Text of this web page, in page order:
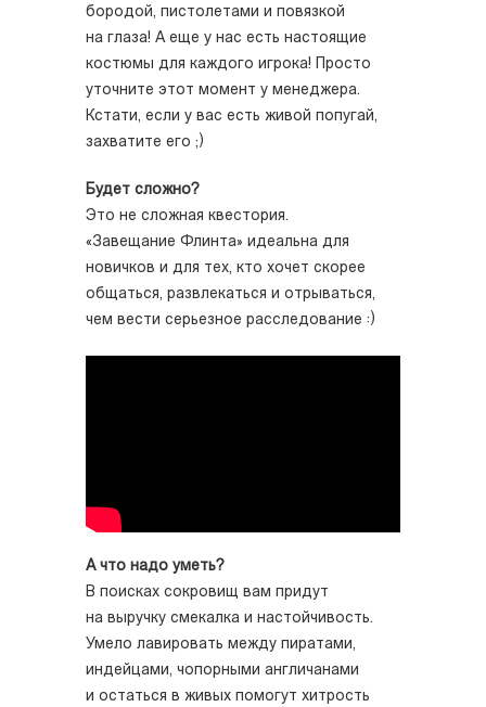
бородой, пистолетами и повязкой
на глаза! А еще у нас есть настоящие
костюмы для каждого игрока! Просто
уточните этот момент у менеджера.
Кстати, если у вас есть живой попугай,
захватите его ;)
Будет сложно?
Это не сложная квестория.
«Завещание Флинта» идеальна для
новичков и для тех, кто хочет скорее
общаться, развлекаться и отрываться,
чем вести серьезное расследование :)
А что надо уметь?
В поисках сокровищ вам придут
на выручку смекалка и настойчивость.
Умело лавировать между пиратами,
индейцами, чопорными англичанами
и остаться в живых помогут хитрость